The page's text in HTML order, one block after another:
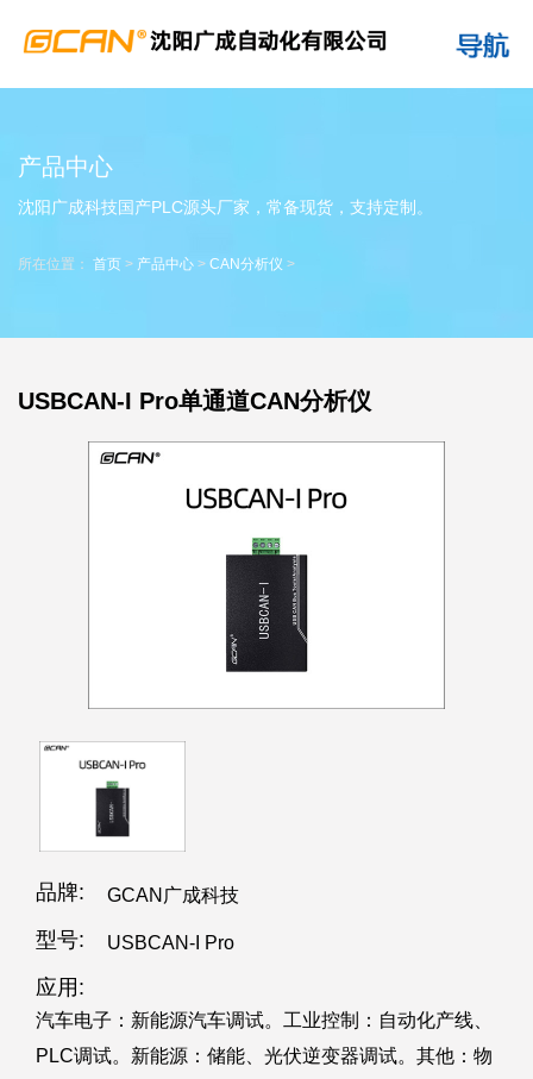
产品中心
沈阳广成科技国产PLC源头厂家，常备现货，支持定制。
所在位置： 首页 > 产品中心 > CAN分析仪 >
USBCAN-I Pro单通道CAN分析仪
品牌: GCAN广成科技
型号: USBCAN-I Pro
应用:
汽车电子：新能源汽车调试。工业控制：自动化产线、
PLC调试。新能源：储能、光伏逆变器调试。其他：物